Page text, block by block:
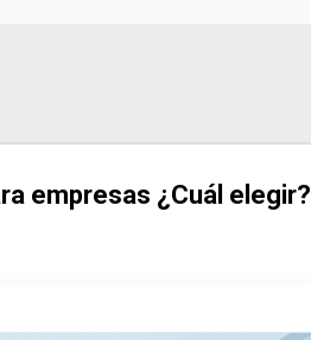
empresas ¿Cuál elegir?